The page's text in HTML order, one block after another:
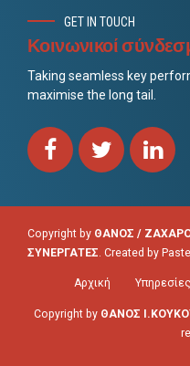
GET IN TOUCH
Κοινωνικοί
Taking seamless key
maximise the long tail.
Copyright by ΘΑΝΟΣ /
ΣΥΝΕΡΓΑΤΕΣ. Created by
Αρχική Υπηρεσίες
Copyright by ΘΑΝΟΣ